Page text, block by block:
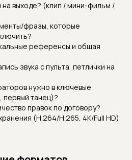
выходе? (клип / мини-фильм /
фразы, которые
референсы и общая
звука с пульта, петлички на
нужно в ключевые
танец)?
правок по договору?
(H.264/H.265, 4K/Full HD)